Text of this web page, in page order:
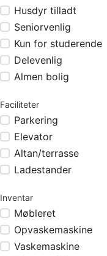
Husdyr tilladt
Seniorvenlig
Kun for studerende
Delevenlig
Almen bolig
Faciliteter
Parkering
Elevator
Altan/terrasse
Ladestander
Inventar
Møbleret
Opvaskemaskine
Vaskemaskine